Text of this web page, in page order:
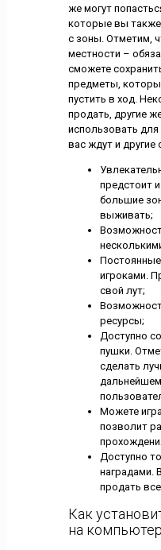
же могут
которые вы
с зоны. Отметим,
местности –
сможете
предметы,
пустить в ход.
продать, другие
использовать
вас ждут и другие
предстоит
большие
выживать;
игроками.
свой лут;
ресурсы;
Доступно
пушки.
сделать
Можете
позволит
Доступно
наградами.
продать
Как
на